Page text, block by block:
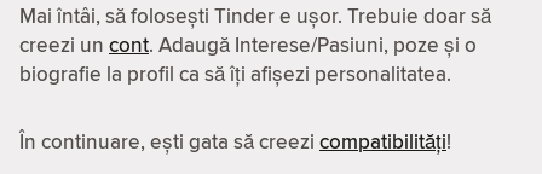
Mai întâi, să folosești Tinder e ușor. Trebuie doar să
creezi un cont. Adaugă Interese/Pasiuni, poze și o
biografie la profil ca să îți afișezi personalitatea.
În continuare, ești gata să creezi compatibilităţi!